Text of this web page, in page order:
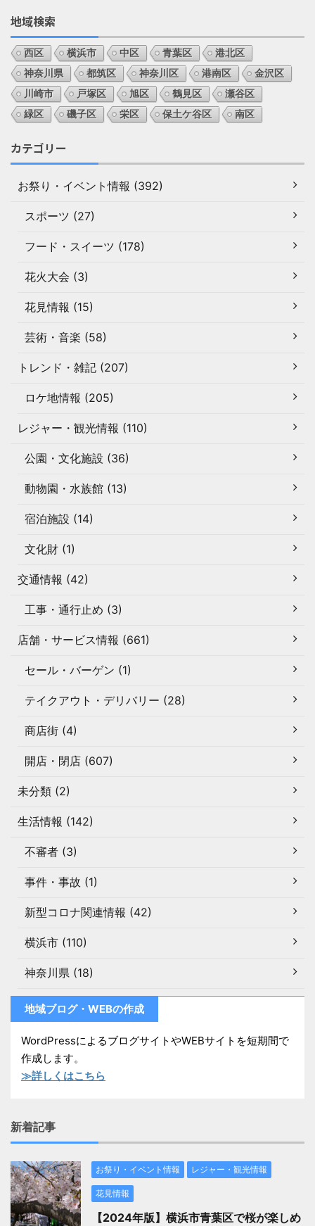
地域検索
西区 横浜市 中区 青葉区
港北区
神奈川県
都筑区 神奈川区 港南区
金沢区
川崎市
戸塚区 旭区 鶴見区
瀬谷区
緑区
磯子区 栄区 保土ケ谷区 南区
カテゴリー
お祭り・イベント情報 (392)
スポーツ (27)
フード・スイーツ (178)
花火大会 (3)
花見情報 (15)
芸術・音楽 (58)
トレンド・雑記 (207)
ロケ地情報 (205)
レジャー・観光情報 (110)
公園・文化施設 (36)
動物園・水族館 (13)
宿泊施設 (14)
文化財 (1)
交通情報 (42)
工事・通行止め (3)
店舗・サービス情報 (661)
セール・バーゲン (1)
テイクアウト・デリバリー (28)
商店街 (4)
開店・閉店 (607)
未分類 (2)
生活情報 (142)
不審者 (3)
事件・事故 (1)
新型コロナ関連情報 (42)
横浜市 (110)
神奈川県 (18)
地域ブログ・WEBの作成
WordPressによるブログサイトやWEBサイトを短期間で
作成します。
≫詳しくはこちら
新着記事
お祭り・イベント情報 レジャー・観光情報
花見情報
【2024年版】横浜市青葉区で桜が楽しめ